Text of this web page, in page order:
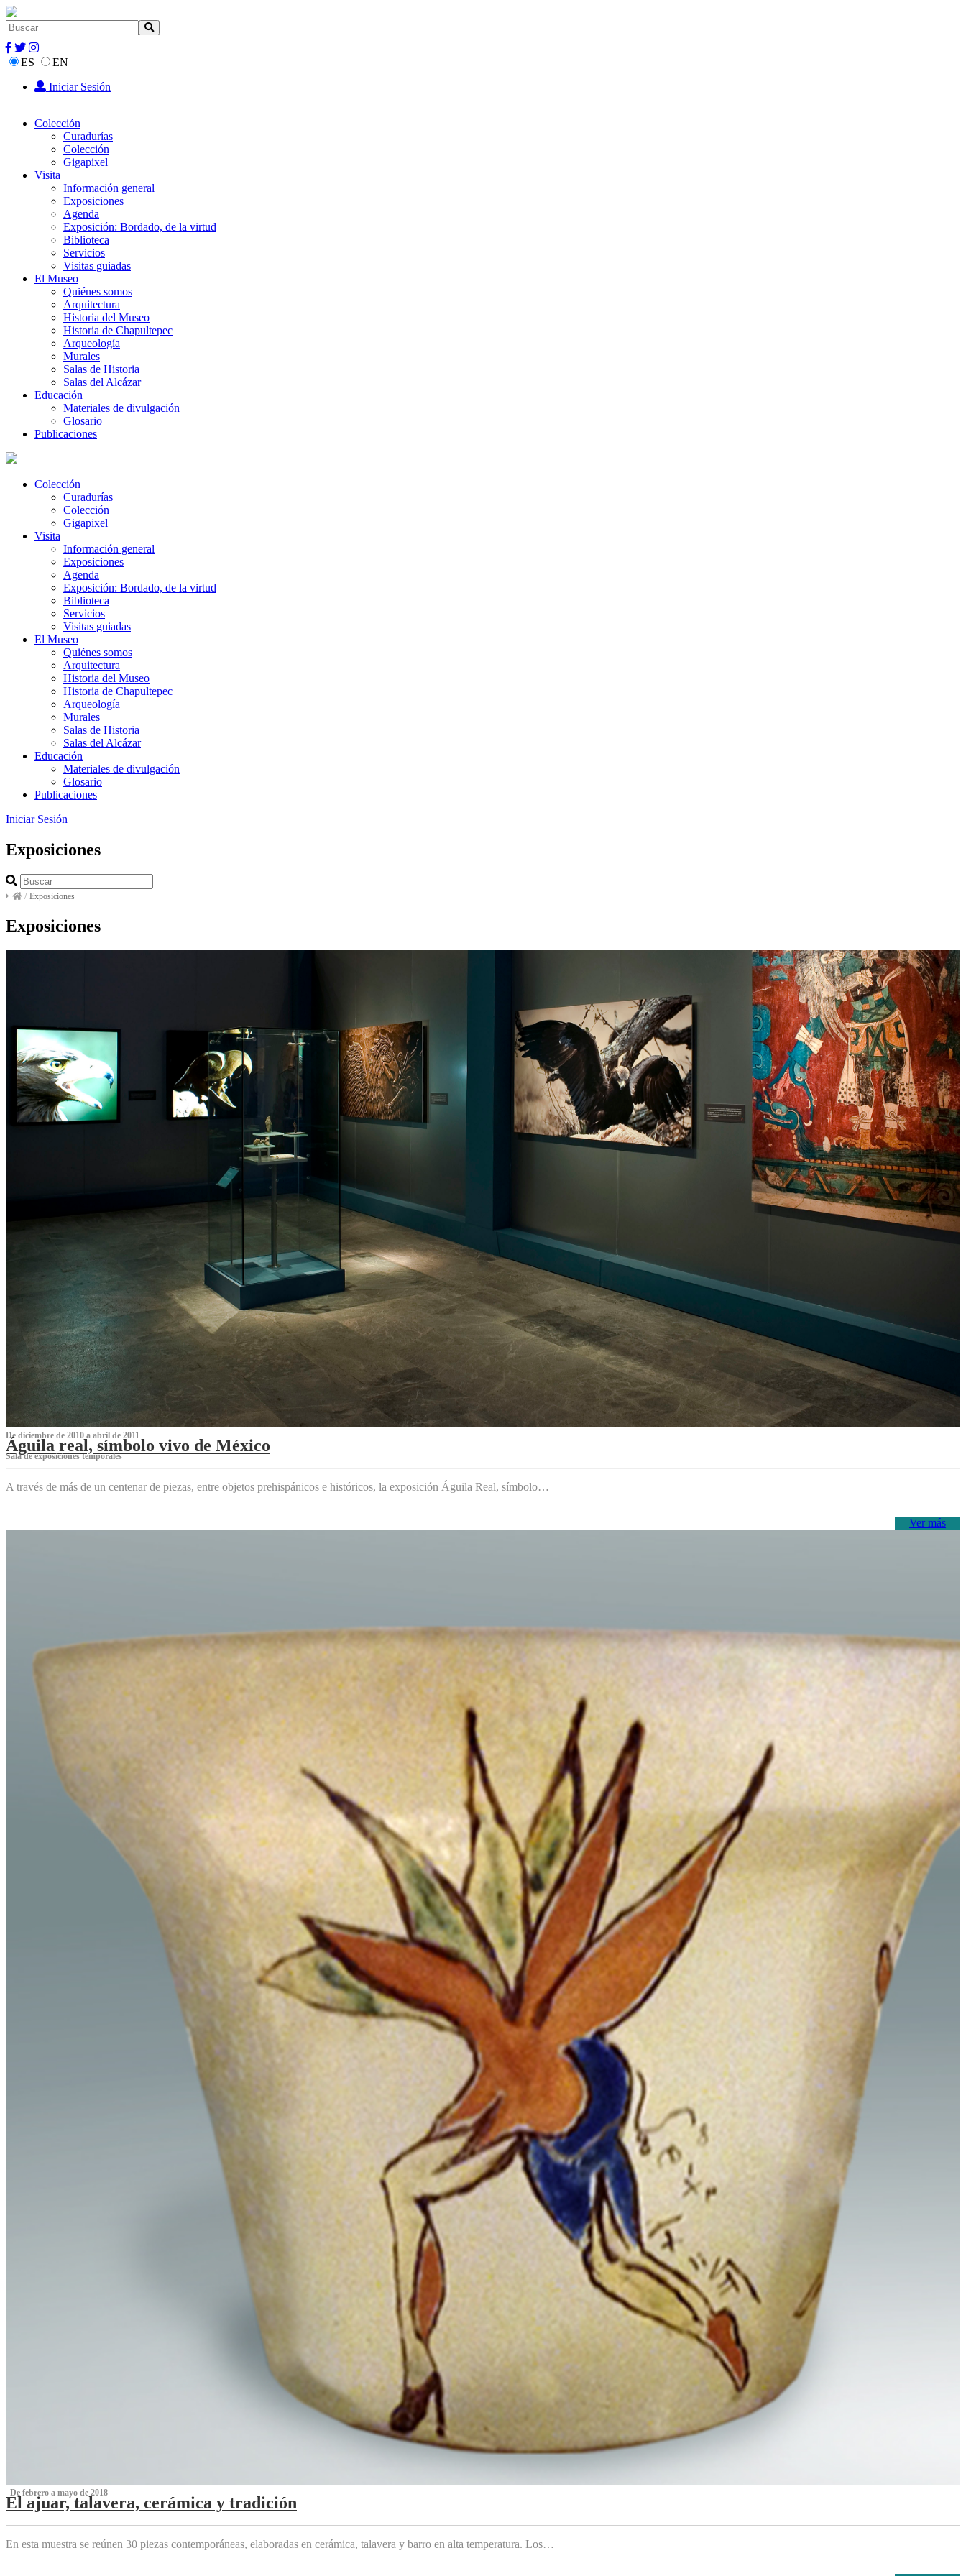
ES
EN
Iniciar Sesión
Colección
Curadurías
Colección
Gigapixel
Visita
Información general
Exposiciones
Agenda
Exposición: Bordado, de la virtud
Biblioteca
Servicios
Visitas guiadas
El Museo
Quiénes somos
Arquitectura
Historia del Museo
Historia de Chapultepec
Arqueología
Murales
Salas de Historia
Salas del Alcázar
Educación
Materiales de divulgación
Glosario
Publicaciones
Colección
Curadurías
Colección
Gigapixel
Visita
Información general
Exposiciones
Agenda
Exposición: Bordado, de la virtud
Biblioteca
Servicios
Visitas guiadas
El Museo
Quiénes somos
Arquitectura
Historia del Museo
Historia de Chapultepec
Arqueología
Murales
Salas de Historia
Salas del Alcázar
Educación
Materiales de divulgación
Glosario
Publicaciones
Iniciar Sesión
Exposiciones
/ Exposiciones
Exposiciones
De diciembre de 2010 a abril de 2011
Águila real, símbolo vivo de México
Sala de exposiciones temporales
A través de más de un centenar de piezas, entre objetos prehispánicos e históricos, la exposición Águila Real, símbolo…
Ver más
‌ De febrero a mayo de 2018
El ajuar, talavera, cerámica y tradición
‌
En esta muestra se reúnen 30 piezas contemporáneas, elaboradas en cerámica, talavera y barro en alta temperatura. Los…